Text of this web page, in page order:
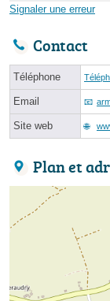
Signaler une erreur
Contact
Téléphone
Email
Site web
Plan et